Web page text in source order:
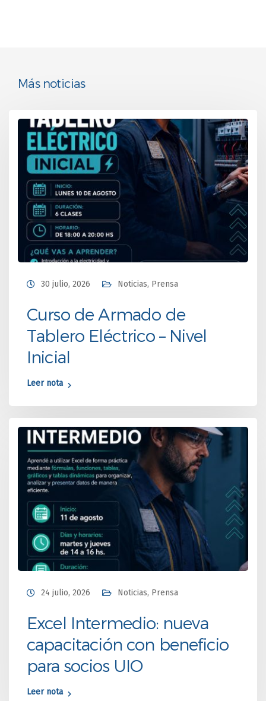
Más noticias
30 julio, 2026 Noticias, Prensa
Curso de Armado de
Tablero Eléctrico – Nivel
Inicial
Leer nota
24 julio, 2026 Noticias, Prensa
Excel Intermedio: nueva
capacitación con beneficio
para socios UIO
Leer nota